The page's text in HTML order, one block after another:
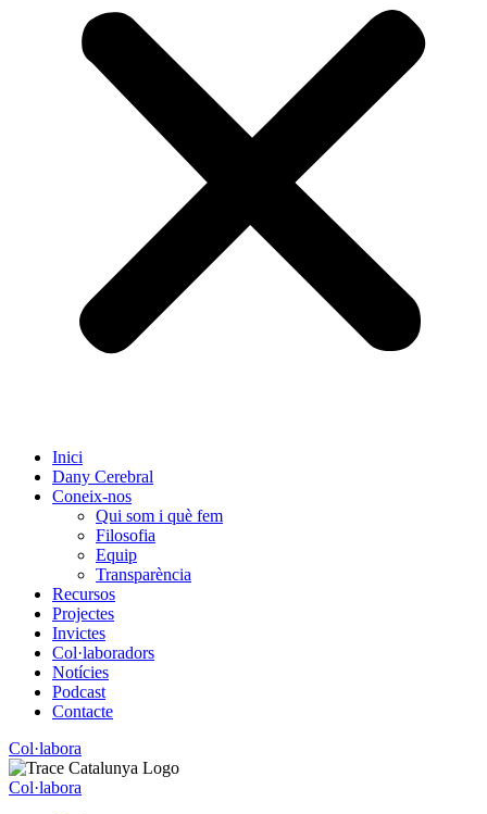
Inici
Dany Cerebral
Coneix-nos
Qui som i què fem
Filosofia
Equip
Transparència
Recursos
Projectes
Invictes
Col·laboradors
Notícies
Podcast
Contacte
Col·labora
Col·labora